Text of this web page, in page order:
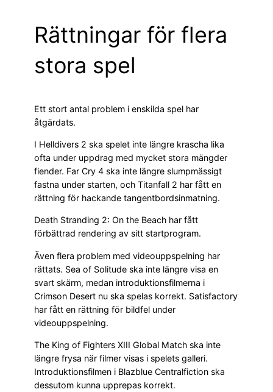
Rättningar för flera
stora spel
Ett stort antal problem i enskilda spel har
åtgärdats.
I Helldivers 2 ska spelet inte längre krascha lika
ofta under uppdrag med mycket stora mängder
fiender. Far Cry 4 ska inte längre slumpmässigt
fastna under starten, och Titanfall 2 har fått en
rättning för hackande tangentbordsinmatning.
Death Stranding 2: On the Beach har fått
förbättrad rendering av sitt startprogram.
Även flera problem med videouppspelning har
rättats. Sea of Solitude ska inte längre visa en
svart skärm, medan introduktionsfilmerna i
Crimson Desert nu ska spelas korrekt. Satisfactory
har fått en rättning för bildfel under
videouppspelning.
The King of Fighters XIII Global Match ska inte
längre frysa när filmer visas i spelets galleri.
Introduktionsfilmen i Blazblue Centralfiction ska
dessutom kunna upprepas korrekt.